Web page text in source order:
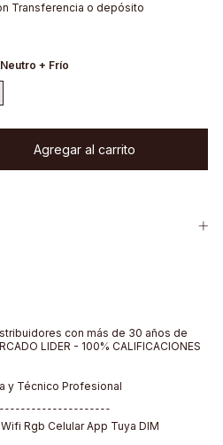
Transferencia o depósito
+ Frío
con más de 30 años de
LIDER - 100% CALIFICACIONES
y Técnico Profesional
Rgb Celular App Tuya DIM